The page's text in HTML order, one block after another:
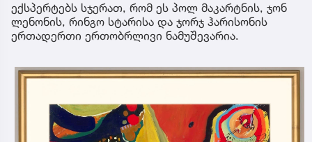
ექსპერტებს სჯერათ, რომ ეს პოლ მაკარტნის, ჯონ
ლენონის, რინგო სტარისა და ჯორჯ ჰარისონის
ერთადერთი ერთობრლივი ნამუშევარია.